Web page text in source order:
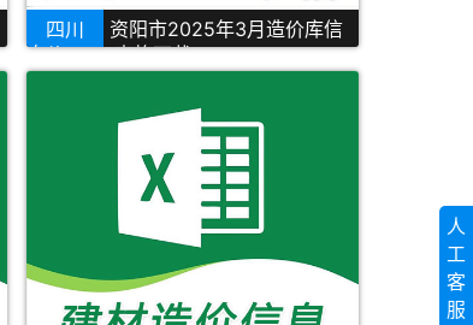
四川
资阳市2025年3月造价库信
息价Excel表格下载
人
工
客
服